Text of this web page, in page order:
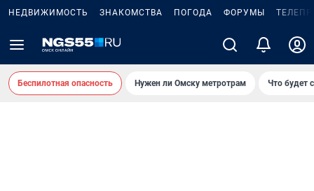
НЕДВИЖИМОСТЬ ЗНАКОМСТВА ПОГОДА ФОРУМЫ
Беспилотная опасность Нужен ли Омску метротрам Что будет